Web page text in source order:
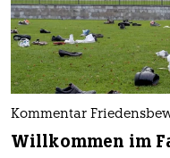
Kommentar
Willkommen im